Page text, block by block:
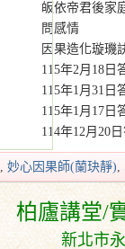
皈依帝君後家
問感情
因果造化璇璣
115年2月18日
115年1月31日
115年1月17日
114年12月20
, 妙心因果師(蘭玦靜),
柏廬講堂/
新北市